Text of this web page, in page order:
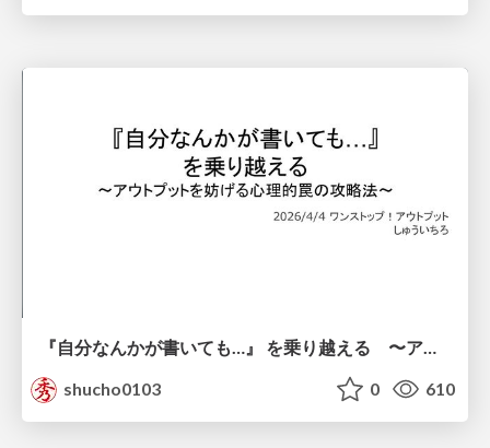
『自分なんかが書いても…』 を乗り越える 〜アウトプットを妨げる心理的罠の攻略法〜
shucho0103
0 610